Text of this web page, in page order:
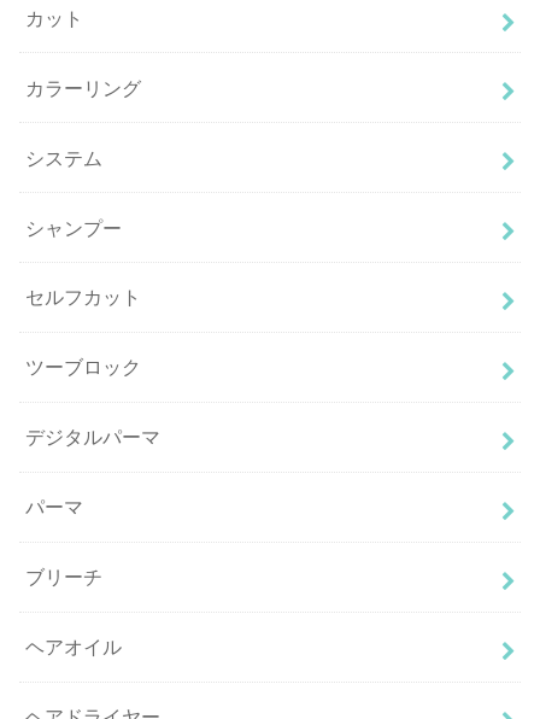
カット
カラーリング
システム
シャンプー
セルフカット
ツーブロック
デジタルパーマ
パーマ
ブリーチ
ヘアオイル